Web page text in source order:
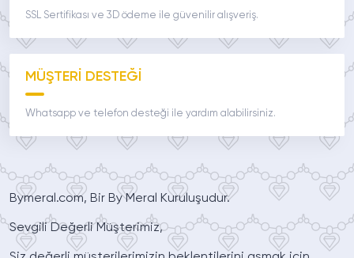
SSL Sertifikası ve 3D ödeme ile güvenilir alışveriş.
MÜŞTERİ DESTEĞİ
Whatsapp ve telefon desteği ile yardım alabilirsiniz.
Bymeral.com, Bir By Meral Kuruluşudur.
Sevgili Değerli Müşterimiz,